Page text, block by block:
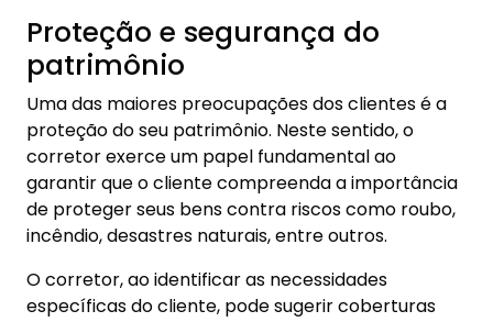
Proteção e segurança do
patrimônio
Uma das maiores preocupações dos clientes é a
proteção do seu patrimônio. Neste sentido, o
corretor exerce um papel fundamental ao
garantir que o cliente compreenda a importância
de proteger seus bens contra riscos como roubo,
incêndio, desastres naturais, entre outros.
O corretor, ao identificar as necessidades
específicas do cliente, pode sugerir coberturas